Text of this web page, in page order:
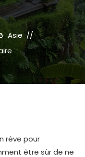
Asie
rêve pour
être sûr de ne